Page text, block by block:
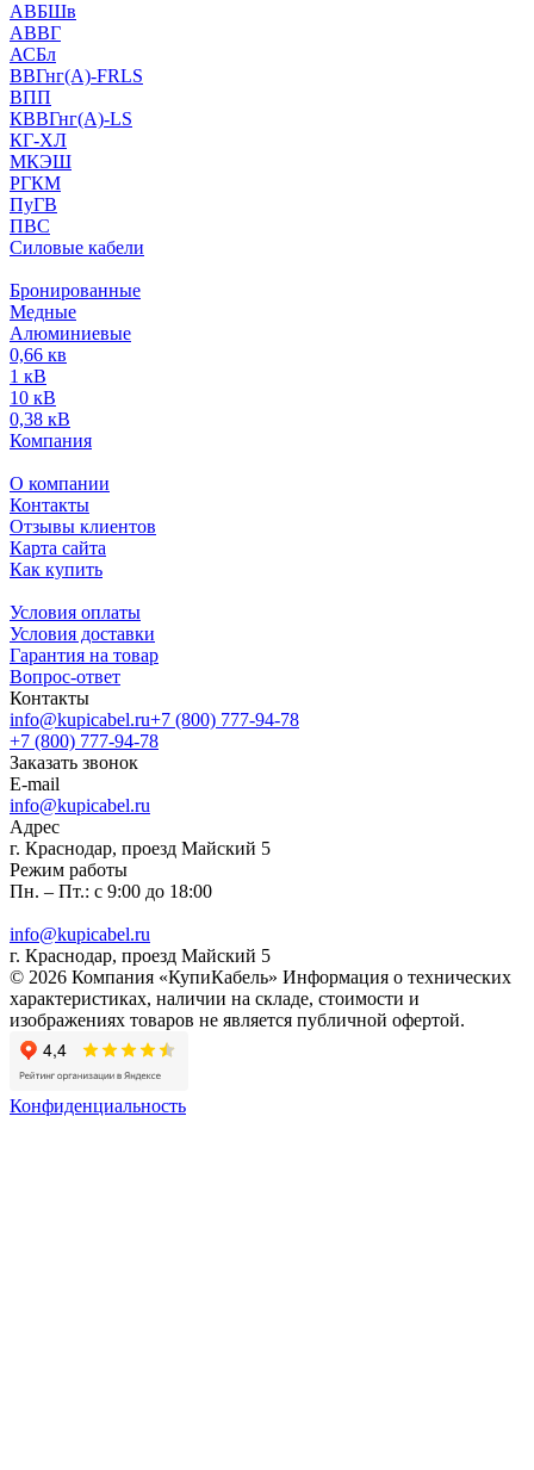
АВБШв
АВВГ
АСБл
ВВГнг(А)-FRLS
ВПП
КВВГнг(А)-LS
КГ-ХЛ
МКЭШ
РГКМ
ПуГВ
ПВС
Силовые кабели
Бронированные
Медные
Алюминиевые
0,66 кв
1 кВ
10 кВ
0,38 кВ
Компания
О компании
Контакты
Отзывы клиентов
Карта сайта
Как купить
Условия оплаты
Условия доставки
Гарантия на товар
Вопрос-ответ
Контакты
info@kupicabel.ru+7 (800) 777-94-78
+7 (800) 777-94-78
Заказать звонок
E-mail
info@kupicabel.ru
Адрес
г. Краснодар, проезд Майский 5
Режим работы
Пн. – Пт.: с 9:00 до 18:00
info@kupicabel.ru
г. Краснодар, проезд Майский 5
© 2026 Компания «КупиКабель» Информация о технических
характеристиках, наличии на складе, стоимости и
изображениях товаров не является публичной офертой.
Конфиденциальность